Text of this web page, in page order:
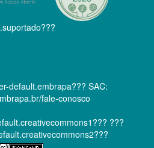
default.embrapa??? SAC:
fale-conosco
???